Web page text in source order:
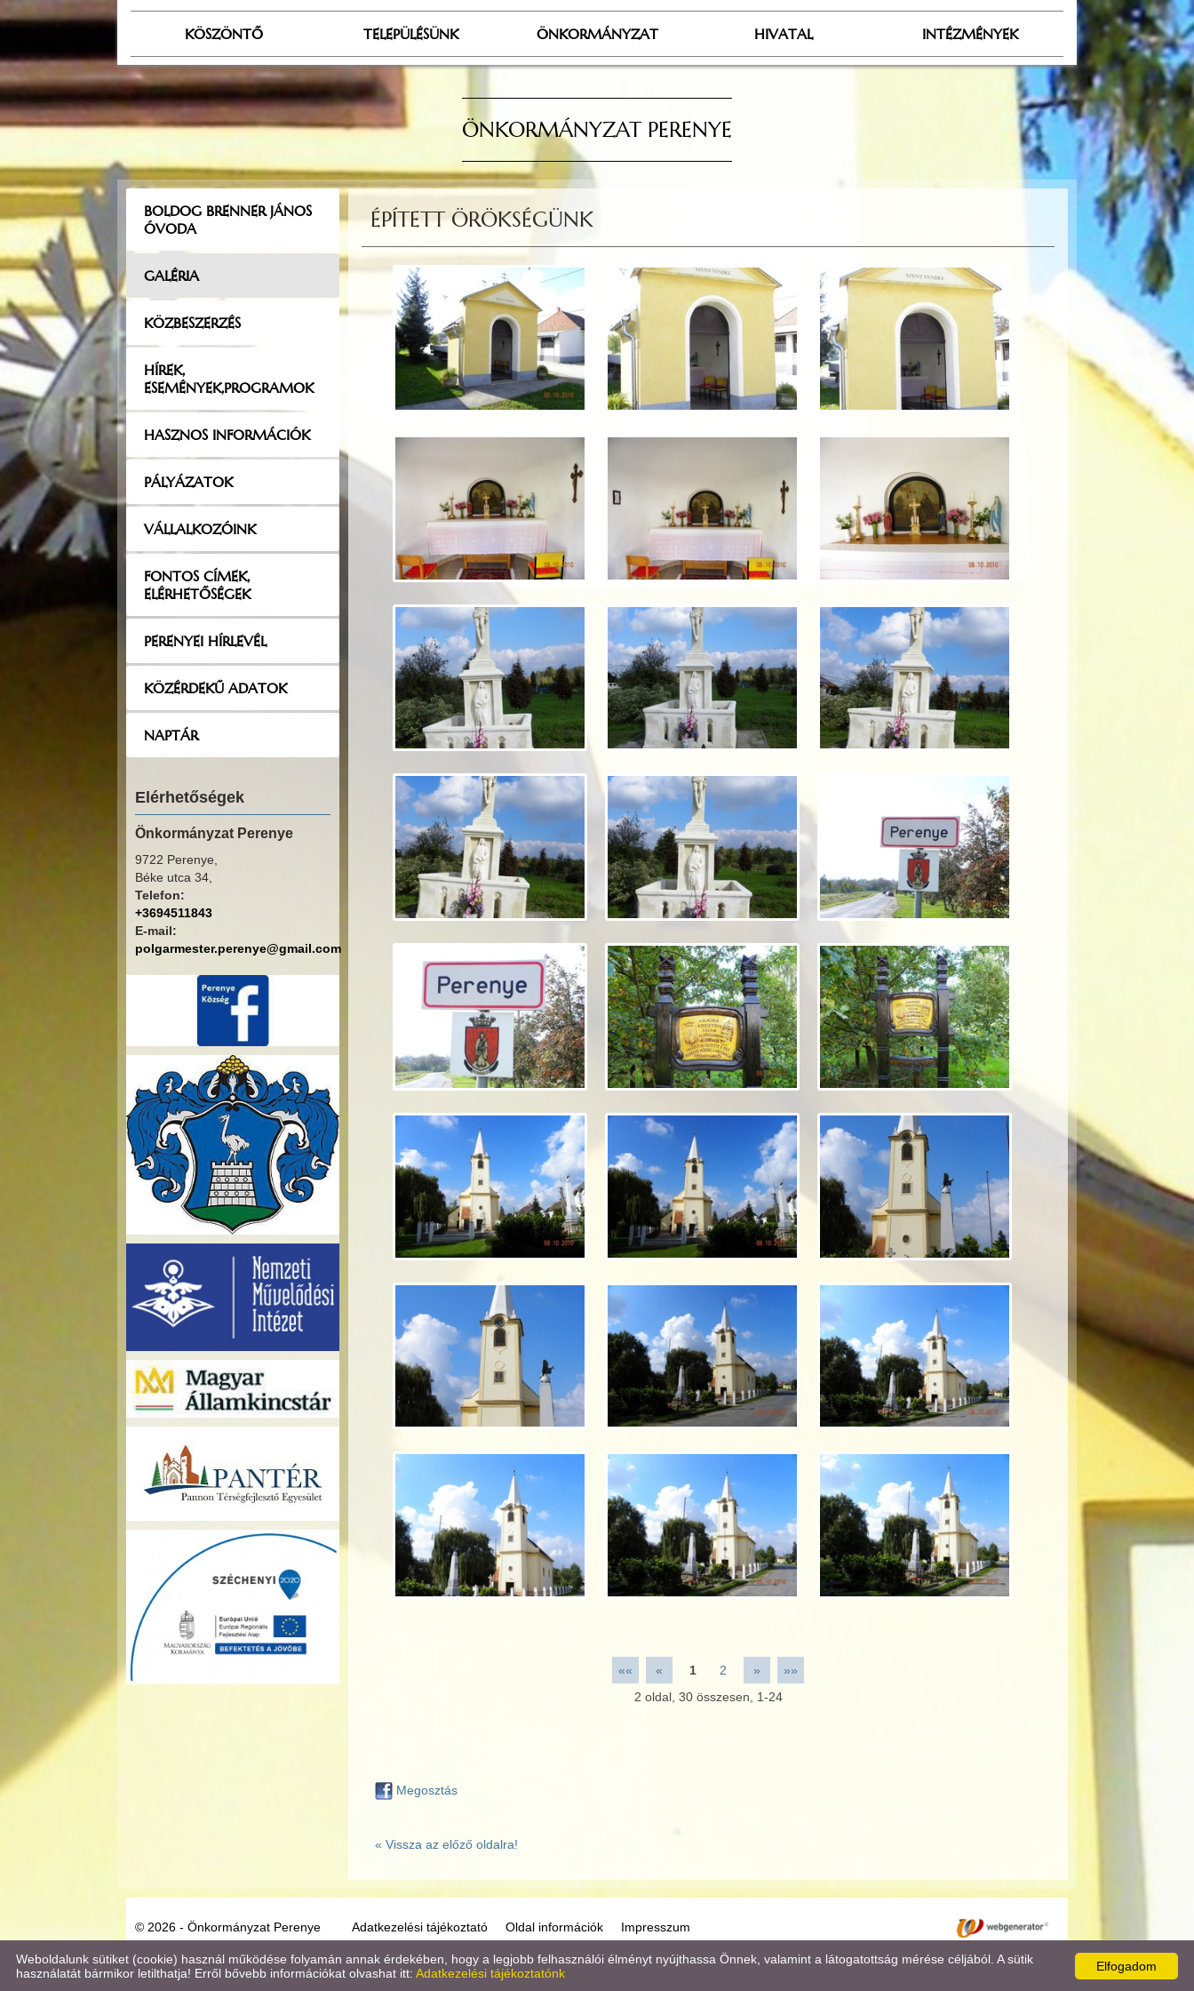
KÖSZÖNTŐ TELEPÜLÉSÜNK ÖNKORMÁNYZAT HIVATAL INTÉZMÉNYEK
ÖNKORMÁNYZAT PERENYE
BOLDOG BRENNER JÁNOS
ÓVODA
GALÉRIA
KÖZBESZERZÉS
HÍREK,
ESEMÉNYEK,PROGRAMOK
HASZNOS INFORMÁCIÓK
PÁLYÁZATOK
VÁLLALKOZÓINK
FONTOS CÍMEK,
ELÉRHETŐSÉGEK
PERENYEI HÍRLEVÉL
KÖZÉRDEKŰ ADATOK
NAPTÁR
Elérhetőségek
Önkormányzat Perenye
9722 Perenye,
Béke utca 34,
Telefon:
+3694511843
E-mail:
polgarmester.perenye@gmail.com
ÉPÍTETT ÖRÖKSÉGÜNK
«« « 1 2 »
»»
2 oldal, 30 összesen, 1-24
Megosztás
« Vissza az előző oldalra!
© 2026 - Önkormányzat Perenye Adatkezelési tájékoztató Oldal információk Impresszum
Keresés az oldal tartalmában
Elfogadom
Weboldalunk sütiket (cookie) használ működése folyamán annak érdekében, hogy a legjobb felhasználói élményt nyújthassa Önnek, valamint a látogatottság mérése céljából. A sütik
használatát bármikor letilthatja! Erről bővebb információkat olvashat itt: Adatkezelési tájékoztatónk